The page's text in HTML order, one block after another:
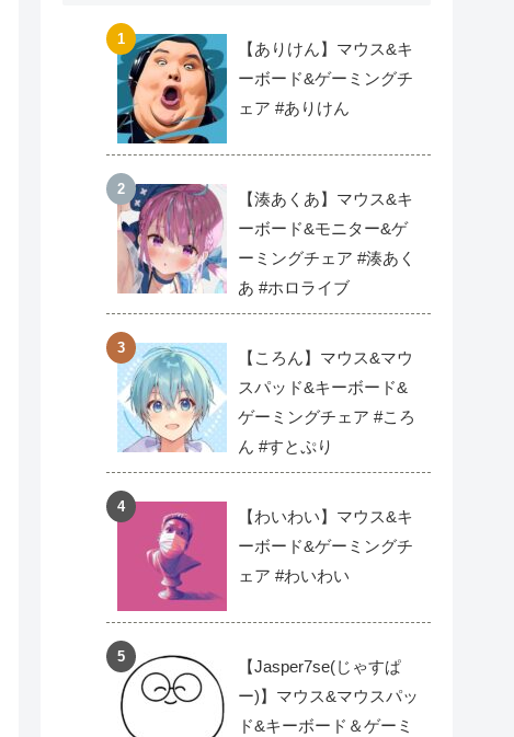
【ありけん】マウス&キ
ーボード&ゲーミングチ
ェア #ありけん
【湊あくあ】マウス&キ
ーボード&モニター&ゲ
ーミングチェア #湊あく
あ #ホロライブ
【ころん】マウス&マウ
スパッド&キーボード&
ゲーミングチェア #ころ
ん #すとぷり
【わいわい】マウス&キ
ーボード&ゲーミングチ
ェア #わいわい
【Jasper7se(じゃすぱ
ー)】マウス&マウスパッ
ド&キーボード＆ゲーミ